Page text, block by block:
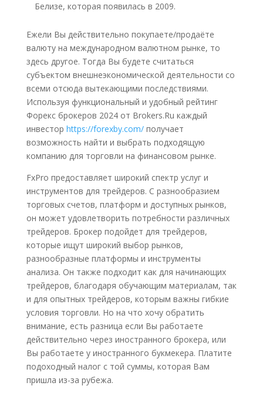
Белизе, которая появилась в 2009.
Ежели Вы действительно покупаете/продаёте
валюту на международном валютном рынке, то
здесь другое. Тогда Вы будете считаться
субъектом внешнеэкономической деятельности со
всеми отсюда вытекающими последствиями.
Используя функциональный и удобный рейтинг
Форекс брокеров 2024 от Brokers.Ru каждый
инвестор https://forexby.com/получает
возможность найти и выбрать подходящую
компанию для торговли на финансовом рынке.
FxPro предоставляет широкий спектр услуг и
инструментов для трейдеров. С разнообразием
торговых счетов, платформ и доступных рынков,
он может удовлетворить потребности различных
трейдеров. Брокер подойдет для трейдеров,
которые ищут широкий выбор рынков,
разнообразные платформы и инструменты
анализа. Он также подходит как для начинающих
трейдеров, благодаря обучающим материалам, так
и для опытных трейдеров, которым важны гибкие
условия торговли. Но на что хочу обратить
внимание, есть разница если Вы работаете
действительно через иностранного брокера, или
Вы работаете у иностранного букмекера. Платите
подоходный налог с той суммы, которая Вам
пришла из-за рубежа.